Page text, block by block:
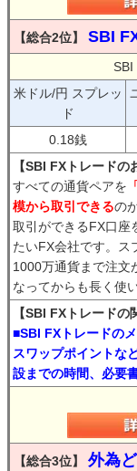
【総合2位】 SBI
SBI
米ドル/円 スプレッ
ド
0.18銭
【SBI FXトレードの
すべての通貨ペアを
模から取引できるの
取引ができるFX口座
たいFX会社です。ス
1000万通貨まで注文
なってからも長く使
【SBI FXトレードの
■SBI FXトレードの
スワップポイントな
設までの時間、必要
【総合3位】 外為